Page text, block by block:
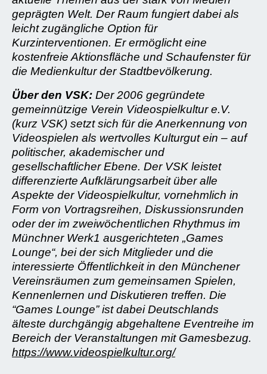
geprägten Welt. Der Raum fungiert dabei als
leicht zugängliche Option für
Kurzinterventionen. Er ermöglicht eine
kostenfreie Aktionsfläche und Schaufenster für
die Medienkultur der Stadtbevölkerung.
Über den VSK: Der 2006 gegründete
gemeinnützige Verein Videospielkultur e.V.
(kurz VSK) setzt sich für die Anerkennung von
Videospielen als wertvolles Kulturgut ein – auf
politischer, akademischer und
gesellschaftlicher Ebene. Der VSK leistet
differenzierte Aufklärungsarbeit über alle
Aspekte der Videospielkultur, vornehmlich in
Form von Vortragsreihen, Diskussionsrunden
oder der im zweiwöchentlichen Rhythmus im
Münchner Werk1 ausgerichteten „Games
Lounge“, bei der sich Mitglieder und die
interessierte Öffentlichkeit in den Münchener
Vereinsräumen zum gemeinsamen Spielen,
Kennenlernen und Diskutieren treffen. Die
“Games Lounge” ist dabei Deutschlands
älteste durchgängig abgehaltene Eventreihe im
Bereich der Veranstaltungen mit Gamesbezug.
https://www.videospielkultur.org/